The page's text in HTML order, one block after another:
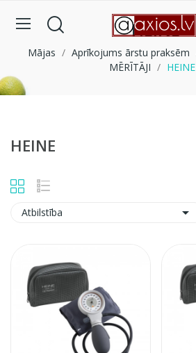
HEINE
Mājas Aprīkojums ārstu praksēm
MĒRĪTĀJI
HEINE
HEINE
Atbilstība 